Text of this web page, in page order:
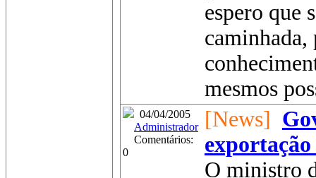
espero que
caminhada,
mesmos
04/04/2005
Administrador
Comentários:
0
[News]
O ministro